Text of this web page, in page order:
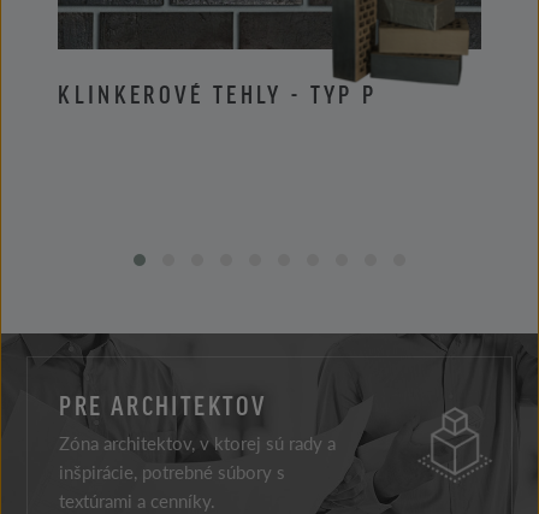
KLINKEROVÉ TEHLY - TYP P
PRE ARCHITEKTOV
Zóna architektov, v ktorej sú rady a
inšpirácie, potrebné súbory s
textúrami a cenníky.